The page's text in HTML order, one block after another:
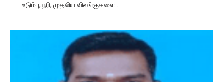
உடும்பு, நரி, முதலிய விலங்குகளை…